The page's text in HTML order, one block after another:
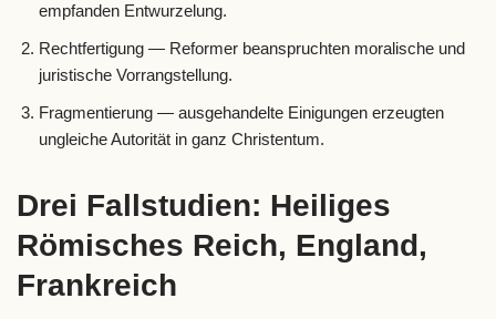
empfanden Entwurzelung.
Rechtfertigung — Reformer beanspruchten moralische und
juristische Vorrangstellung.
Fragmentierung — ausgehandelte Einigungen erzeugten
ungleiche Autorität in ganz Christentum.
Drei Fallstudien: Heiliges
Römisches Reich, England,
Frankreich